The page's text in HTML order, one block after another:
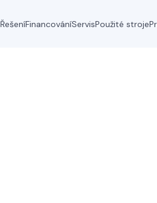
ŘešeníFinancováníServisPoužité stroje